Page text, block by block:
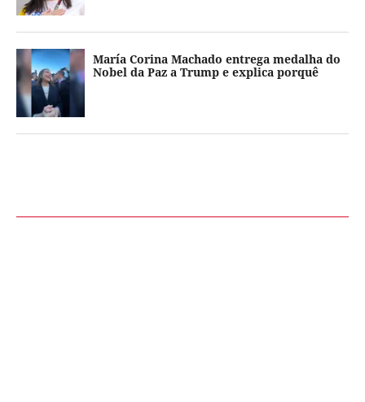
María Corina Machado entrega medalha do
Nobel da Paz a Trump e explica porquê